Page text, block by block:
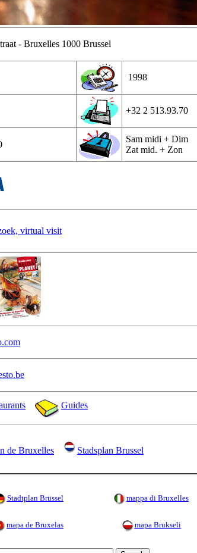
- Bruxelles 1000 Brussel
1998
+32 2 513.93.70
Sam midi + Dim
Zat mid. + Zon
virtual visit
Guides
de Bruxelles Stadsplan Brussel
Stadtplan Brüssel mappa di Bruxelles
mapa de Bruxelas mapa Brukseli